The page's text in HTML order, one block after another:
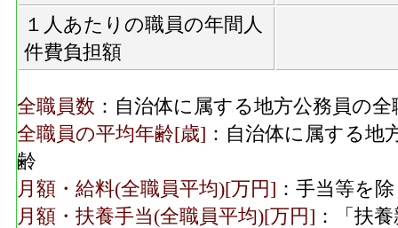
１人あたりの職員の年間人
件費負担額
全職員数 ：自治体に属する地方公務員の
全職員の平均年齢[歳] ：自治体に属する地
齢
月額・給料(全職員平均)[万円] ：手当等を
月額・扶養手当(全職員平均)[万円] ：「扶